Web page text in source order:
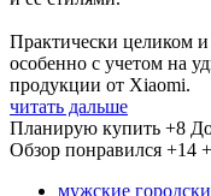
Практически целиком
особенно с учетом на
продукции от Xiaomi.
читать дальше
Планирую купить +8
Обзор понравился +14
мужские